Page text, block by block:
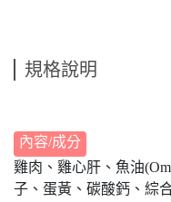
規格說明
內容/成分
雞肉、雞心肝、魚油
子、蛋黃、碳酸鈣、綜